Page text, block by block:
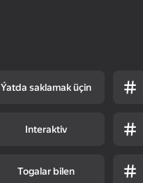
Ýatda saklamak üçin
Interaktiv
Togalar bilen